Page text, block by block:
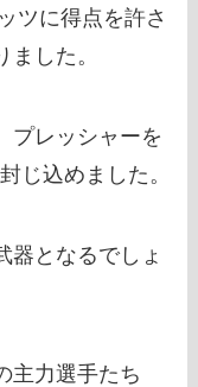
ツに得点を許さ
した。
プレッシャーを
じ込めました。
器となるでしょ
主力選手たち